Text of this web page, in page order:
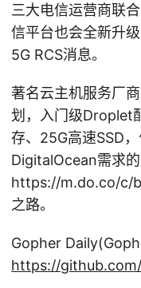
三大电信运营商联
信平台也会全新升
5G RCS消息。
著名云主机服务厂
划，入门级Droplet
存、25G高速SSD
DigitalOcean需求
https://m.do.co/c/
之路。
Gopher
https://